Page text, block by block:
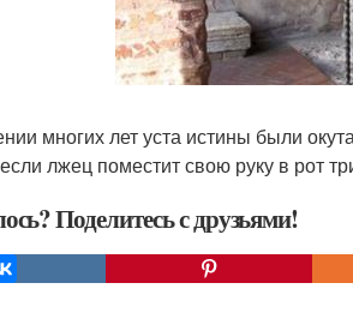
многих лет уста истины были
если лжец поместит свою руку в рот
Поделитесь с друзьями!